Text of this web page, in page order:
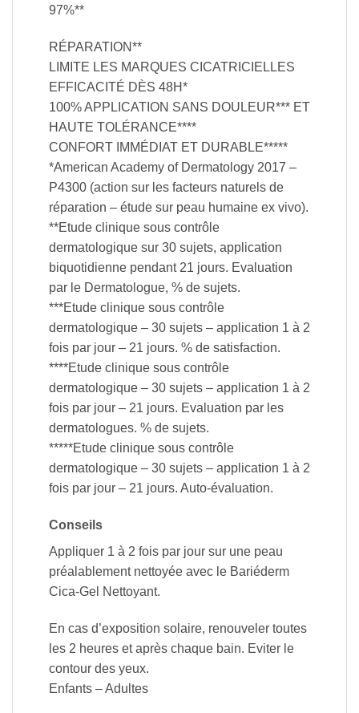
97%**
RÉPARATION**
LIMITE LES MARQUES CICATRICIELLES
EFFICACITÉ DÈS 48H*
100% APPLICATION SANS DOULEUR*** ET
HAUTE TOLÉRANCE****
CONFORT IMMÉDIAT ET DURABLE*****
*American Academy of Dermatology 2017 –
P4300 (action sur les facteurs naturels de
réparation – étude sur peau humaine ex vivo).
**Etude clinique sous contrôle
dermatologique sur 30 sujets, application
biquotidienne pendant 21 jours. Evaluation
par le Dermatologue, % de sujets.
***Etude clinique sous contrôle
dermatologique – 30 sujets – application 1 à 2
fois par jour – 21 jours. % de satisfaction.
****Etude clinique sous contrôle
dermatologique – 30 sujets – application 1 à 2
fois par jour – 21 jours. Evaluation par les
dermatologues. % de sujets.
*****Etude clinique sous contrôle
dermatologique – 30 sujets – application 1 à 2
fois par jour – 21 jours. Auto-évaluation.
Conseils
Appliquer 1 à 2 fois par jour sur une peau
préalablement nettoyée avec le Bariéderm
Cica-Gel Nettoyant.
En cas d’exposition solaire, renouveler toutes
les 2 heures et après chaque bain. Eviter le
contour des yeux.
Enfants – Adultes